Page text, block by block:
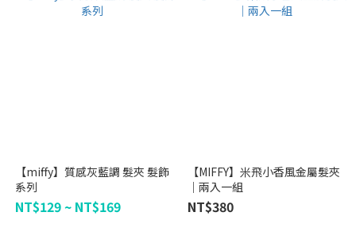
【miffy】質感灰藍調 髮夾 髮飾
系列
NT$129 ~ NT$169
【MIFFY】米飛小香風金屬髮夾
｜兩入一組
NT$380